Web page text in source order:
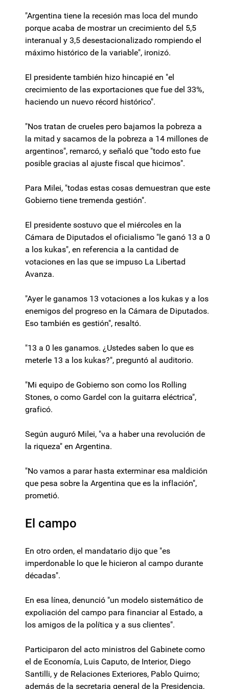
"Argentina tiene la recesión mas loca del mundo
porque acaba de mostrar un crecimiento del 5,5
interanual y 3,5 desestacionalizado rompiendo el
máximo histórico de la variable", ironizó.
El presidente también hizo hincapié en "el
crecimiento de las exportaciones que fue del 33%,
haciendo un nuevo récord histórico".
"Nos tratan de crueles pero bajamos la pobreza a
la mitad y sacamos de la pobreza a 14 millones de
argentinos", remarcó, y señaló que "todo esto fue
posible gracias al ajuste fiscal que hicimos".
Para Milei, "todas estas cosas demuestran que este
Gobierno tiene tremenda gestión".
El presidente sostuvo que el miércoles en la
Cámara de Diputados el oficialismo "le ganó 13 a 0
a los kukas", en referencia a la cantidad de
votaciones en las que se impuso La Libertad
Avanza.
"Ayer le ganamos 13 votaciones a los kukas y a los
enemigos del progreso en la Cámara de Diputados.
Eso también es gestión", resaltó.
"13 a 0 les ganamos. ¿Ustedes saben lo que es
meterle 13 a los kukas?", preguntó al auditorio.
"Mi equipo de Gobierno son como los Rolling
Stones, o como Gardel con la guitarra eléctrica",
graficó.
Según auguró Milei, "va a haber una revolución de
la riqueza" en Argentina.
"No vamos a parar hasta exterminar esa maldición
que pesa sobre la Argentina que es la inflación",
prometió.
El campo
En otro orden, el mandatario dijo que "es
imperdonable lo que le hicieron al campo durante
décadas".
En esa línea, denunció "un modelo sistemático de
expoliación del campo para financiar al Estado, a
los amigos de la política y a sus clientes".
Participaron del acto ministros del Gabinete como
el de Economía, Luis Caputo, de Interior, Diego
Santilli, y de Relaciones Exteriores, Pablo Quirno;
además de la secretaria general de la Presidencia,